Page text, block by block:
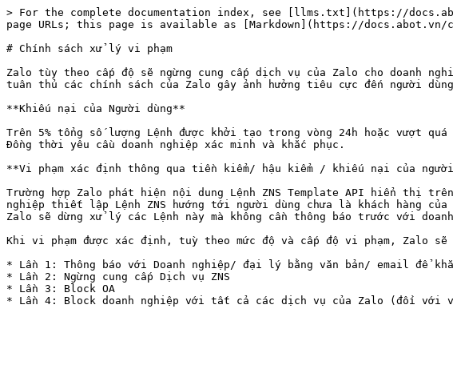
> For the complete documentation index, see [llms.txt](https://
page URLs; this page is available as [Markdown](https://docs.abot.vn/
# Chính sách xử lý vi phạm
Zalo tùy theo cấp độ sẽ ngừng cung cấp dịch vụ của Zalo cho doanh
tuân thủ các chính sách của Zalo gây ảnh hưởng tiêu cực đến người
**Khiếu nại của Người dùng**
Trên 5% tổng số lượng Lệnh được khởi tạo trong vòng 24h hoặc vượt
Đồng thời yêu cầu doanh nghiệp xác minh và khắc phục.
**Vi phạm xác định thông qua tiền kiểm/ hậu kiểm / khiếu nại của
Trường hợp Zalo phát hiện nội dung Lệnh ZNS Template API hiển thị
nghiệp thiết lập Lệnh ZNS hướng tới người dùng chưa là khách hàng
Zalo sẽ dừng xử lý các Lệnh này mà không cần thông báo trước với
Khi vi phạm được xác định, tuỳ theo mức độ và cấp độ vi phạm, Zalo
* Lần 1: Thông báo với Doanh nghiệp/ đại lý bằng văn bản/ email để
* Lần 2: Ngừng cung cấp Dịch vụ ZNS
* Lần 3: Block OA